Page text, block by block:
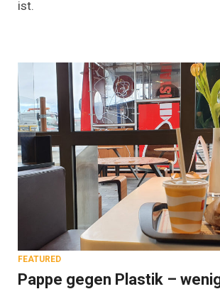
ist.
FEATURED
Pappe gegen Plastik –